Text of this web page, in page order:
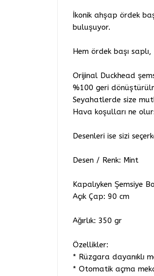
İkonik ahşap ördek
buluşuyor.
Hem ördek başı
Orijinal Duckhead
%100 geri
Seyahatlerde size
Hava koşulları ne
Desenleri ise sizi
Desen / Renk: Mint
Kapalıyken Şemsiye
Açık Çap: 90 cm
Ağırlık: 350 gr
Özellikler:
* Rüzgara dayanıklı
* Otomatik açma